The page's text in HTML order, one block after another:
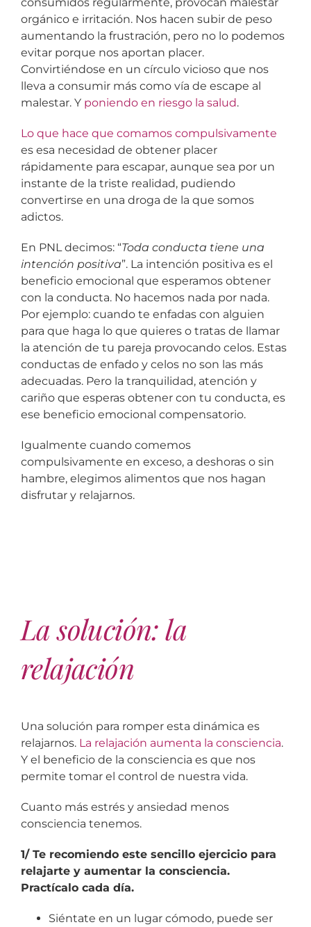
orgánico e irritación. Nos hacen subir de peso
aumentando la frustración, pero no lo podemos
evitar porque nos aportan placer.
Convirtiéndose en un círculo vicioso que nos
lleva a consumir más como vía de escape al
malestar. Y poniendo en riesgo la salud.
Lo que hace que comamos compulsivamente
es esa necesidad de obtener placer
rápidamente para escapar, aunque sea por un
instante de la triste realidad, pudiendo
convertirse en una droga de la que somos
adictos.
En PNL decimos: “Toda conducta tiene una
intención positiva”. La intención positiva es el
beneficio emocional que esperamos obtener
con la conducta. No hacemos nada por nada.
Por ejemplo: cuando te enfadas con alguien
para que haga lo que quieres o tratas de llamar
la atención de tu pareja provocando celos. Estas
conductas de enfado y celos no son las más
adecuadas. Pero la tranquilidad, atención y
cariño que esperas obtener con tu conducta, es
ese beneficio emocional compensatorio.
Igualmente cuando comemos
compulsivamente en exceso, a deshoras o sin
hambre, elegimos alimentos que nos hagan
disfrutar y relajarnos.
La solución: la
relajación
Una solución para romper esta dinámica es
relajarnos. La relajación aumenta la consciencia.
Y el beneficio de la consciencia es que nos
permite tomar el control de nuestra vida.
Cuanto más estrés y ansiedad menos
consciencia tenemos.
1/ Te recomiendo este sencillo ejercicio para
relajarte y aumentar la consciencia.
Practícalo cada día.
Siéntate en un lugar cómodo, puede ser